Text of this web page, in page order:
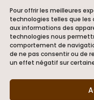
Pour offrir les meilleures
technologies telles que les
aux informations des
technologies nous
comportement de
de ne pas consentir ou de
un effet négatif sur